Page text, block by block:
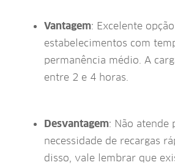
Vantagem: Excelente
estabelecimentos com
permanência médio. A
entre 2 e 4 horas.
Desvantagem: Não atende
necessidade de recargas
disso, vale lembrar que